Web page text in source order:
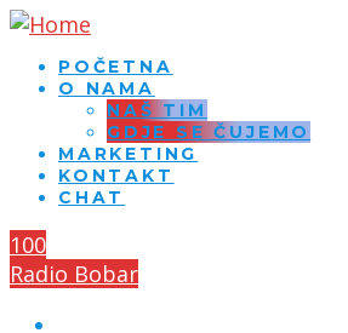
POČETNA
O NAMA
NAŠ TIM
GDJE SE ČUJEMO
MARKETING
KONTAKT
CHAT
100
Radio Bobar